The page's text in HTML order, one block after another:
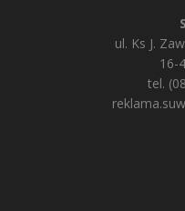
ul. Ks J.
16-
tel.